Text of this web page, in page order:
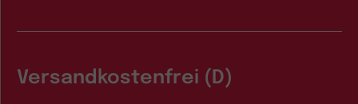
Versandkostenfrei (D)